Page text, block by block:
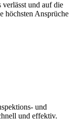
verlässt und auf die
höchsten Ansprüche
und
und effektiv.